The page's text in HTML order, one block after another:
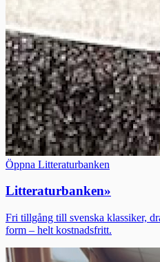
Öppna Litteraturbanken
Litteraturbanken»
Fri tillgång till svenska klassiker,
form – helt kostnadsfritt.